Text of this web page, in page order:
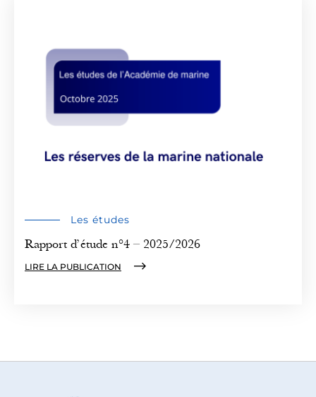
Les études
Rapport d’étude n°4 – 2025/2026
LIRE LA PUBLICATION